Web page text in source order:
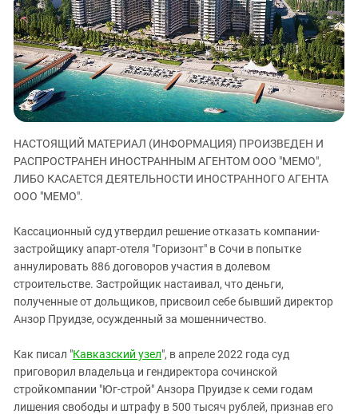
ЗАСТАВЛЯЕТ
КАВКАЗ ЗА ПАЛЕСТИНУ
ИНАКОМЫСЛИЕ В ЧЕЧНЕ
ПРЕСЛЕДОВАНИЕ АКТИВИСТОВ
МОБИЛИЗАЦИЯ И ПРОТЕСТЫ
Дагестан
Ингушетия
Кабардино-Балкария
Калмыкия
Карачаево-Черкесия
Краснодарский край
Нагорный Карабах
Российская Федерация
Северная Осетия - Алания
Ставропольский край
Чечня
Южный Кавказ
ЮФО
НАСТОЯЩИЙ МАТЕРИАЛ (ИНФОРМАЦИЯ) ПРОИЗВЕДЕН И
РАСПРОСТРАНЕН ИНОСТРАННЫМ АГЕНТОМ ООО "МЕМО",
ЛИБО КАСАЕТСЯ ДЕЯТЕЛЬНОСТИ ИНОСТРАННОГО АГЕНТА
ООО "МЕМО".
Кассационный суд утвердил решение отказать компании-
застройщику апарт-отеля "Горизонт" в Сочи в попытке
аннулировать 886 договоров участия в долевом
строительстве. Застройщик настаивал, что деньги,
полученные от дольщиков, присвоил себе бывший директор
Анзор Пруидзе, осужденный за мошенничество.
Как писал "Кавказский узел", в апреле 2022 года суд
приговорил владельца и гендиректора сочинской
стройкомпании "Юг-строй" Анзора Пруидзе к семи годам
лишения свободы и штрафу в 500 тысяч рублей, признав его